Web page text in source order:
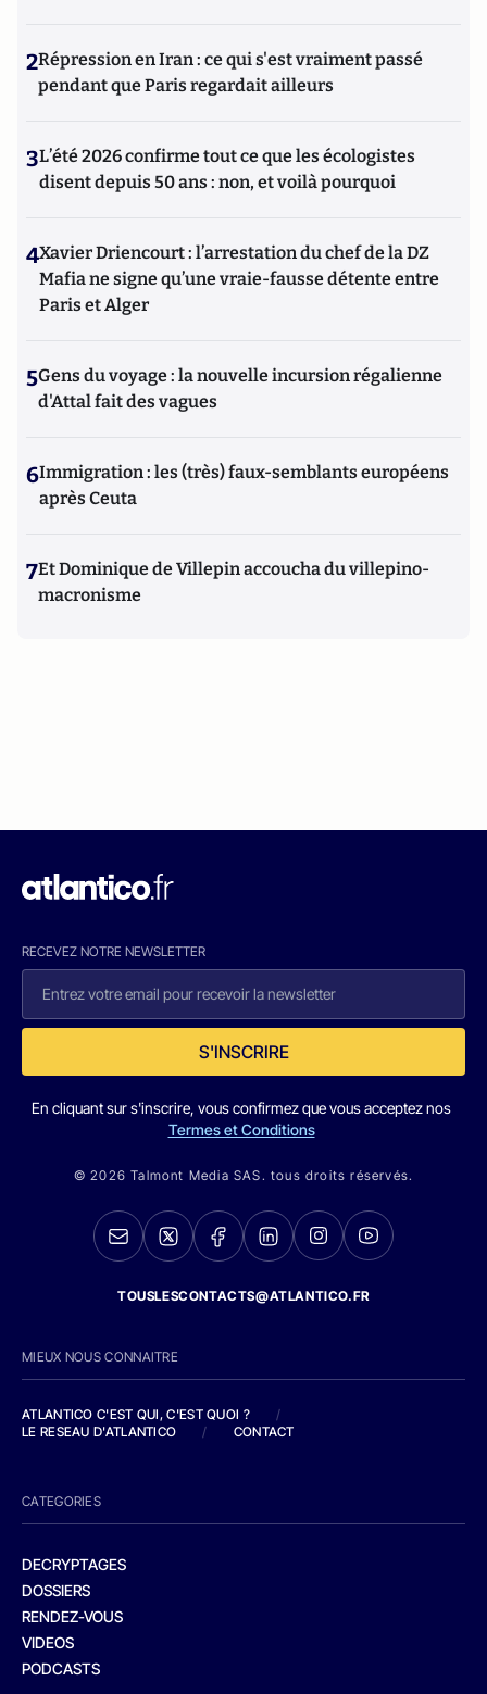
2Répression en Iran : ce qui s'est vraiment passé
pendant que Paris regardait ailleurs
3L’été 2026 confirme tout ce que les écologistes
disent depuis 50 ans : non, et voilà pourquoi
4Xavier Driencourt : l’arrestation du chef de la DZ
Mafia ne signe qu’une vraie-fausse détente entre
Paris et Alger
5Gens du voyage : la nouvelle incursion régalienne
d'Attal fait des vagues
6Immigration : les (très) faux-semblants européens
après Ceuta
7Et Dominique de Villepin accoucha du villepino-
macronisme
RECEVEZ NOTRE NEWSLETTER
S'INSCRIRE
En cliquant sur s'inscrire, vous confirmez que vous acceptez nos
Termes et Conditions
© 2026 Talmont Media SAS. tous droits réservés.
TOUSLESCONTACTS@ATLANTICO.FR
MIEUX NOUS CONNAITRE
ATLANTICO C'EST QUI, C'EST QUOI ?
/
LE RESEAU D'ATLANTICO
/ CONTACT
CATEGORIES
DECRYPTAGES
DOSSIERS
RENDEZ-VOUS
VIDEOS
PODCASTS